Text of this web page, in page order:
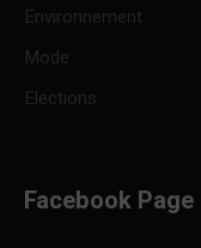
Environnement
Mode
Elections
Facebook Page